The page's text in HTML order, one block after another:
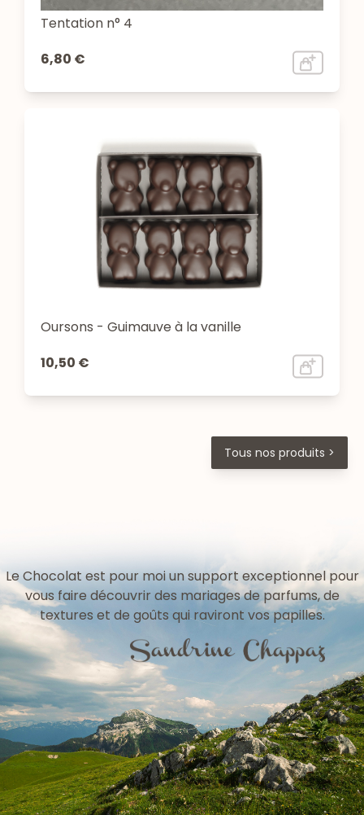
Tentation n° 4
6,80 €
Oursons - Guimauve à la vanille
10,50 €
Tous nos produits >
Le Chocolat est pour moi un support exceptionnel pour
vous faire découvrir des mariages de parfums, de
textures et de goûts qui raviront vos papilles.